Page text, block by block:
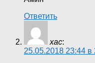
Ответить
хас:
25.05.2018 23:44 в